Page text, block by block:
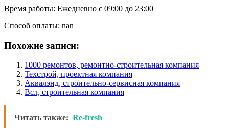
Время работы: Ежедневно с 09:00 до 23:00
Способ оплаты: nan
Похожие записи:
1000 ремонтов, ремонтно-строительная компания
Техстрой, проектная компания
Аквалэнд, строительно-сервисная компания
Всл, строительная компания
Читать также: Re-fresh